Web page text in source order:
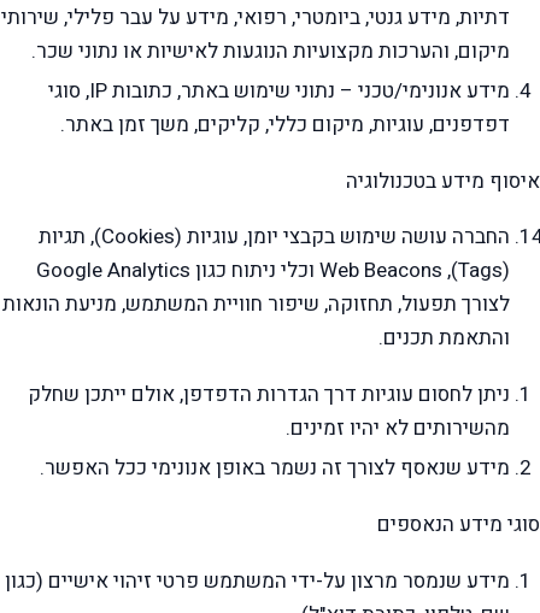
דתיות, מידע גנטי, ביומטרי, רפואי, מידע על עבר פלילי, שירותי
מיקום, והערכות מקצועיות הנוגעות לאישיות או נתוני שכר.
מידע אנונימי/טכני – נתוני שימוש באתר, כתובות IP, סוגי
דפדפנים, עוגיות, מיקום כללי, קליקים, משך זמן באתר.
איסוף מידע בטכנולוגיה
החברה עושה שימוש בקבצי יומן, עוגיות (Cookies), תגיות
(Tags), Web Beacons וכלי ניתוח כגון Google Analytics
לצורך תפעול, תחזוקה, שיפור חוויית המשתמש, מניעת הונאות
והתאמת תכנים.
ניתן לחסום עוגיות דרך הגדרות הדפדפן, אולם ייתכן שחלק
מהשירותים לא יהיו זמינים.
מידע שנאסף לצורך זה נשמר באופן אנונימי ככל האפשר.
סוגי מידע הנאספים
מידע שנמסר מרצון על-ידי המשתמש פרטי זיהוי אישיים (כגון